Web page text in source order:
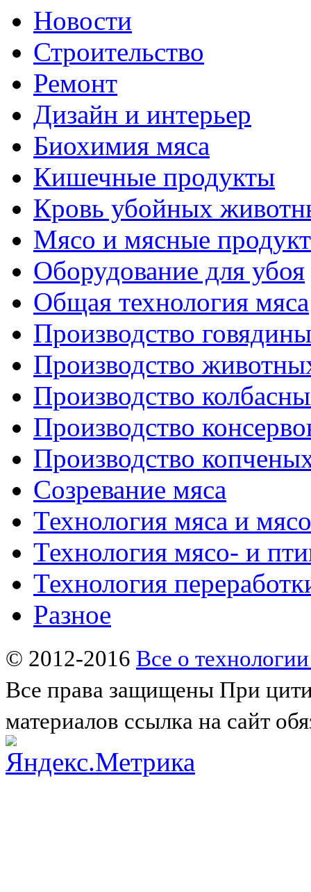
Новости
Строительство
Ремонт
Дизайн и интерьер
Биохимия мяса
Кишечные продукты
Кровь убойных
Мясо и мясные
Оборудование для убоя
Общая технология мяса
Производство говядины
Производство
Производство
Производство
Производство
Созревание мяса
Технология мяса и
Технология мясо- и
Технология
Разное
© 2012-2016 Все о
Все права защищены При
материалов ссылка на сайт